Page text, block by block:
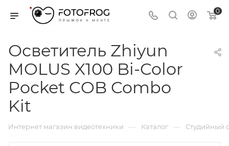
0
Осветитель Zhiyun
MOLUS X100 Bi-Color
Pocket COB Combo
Kit
Интернет магазин видеотехники — Каталог — Студийный